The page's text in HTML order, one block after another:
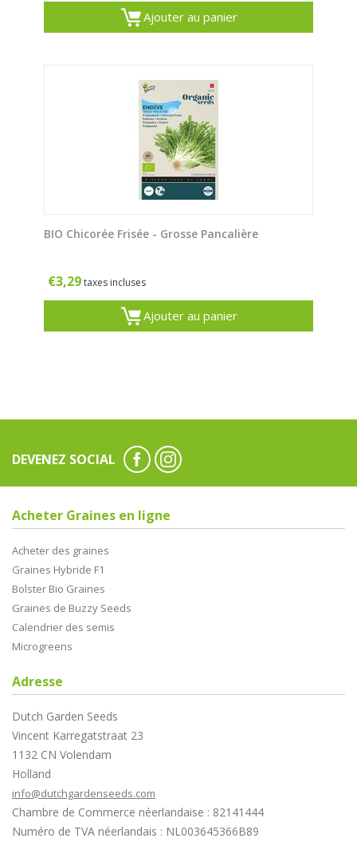
Ajouter au panier
BIO Chicorée Frisée - Grosse Pancalière
€3,29taxes incluses
Ajouter au panier
DEVENEZ SOCIAL
Acheter Graines en ligne
Acheter des graines
Graines Hybride F1
Bolster Bio Graines
Graines de Buzzy Seeds
Calendrier des semis
Microgreens
Adresse
Dutch Garden Seeds
Vincent Karregatstraat 23
1132 CN Volendam
Holland
info@dutchgardenseeds.com
Chambre de Commerce néerlandaise : 82141444
Numéro de TVA néerlandais : NL003645366B89